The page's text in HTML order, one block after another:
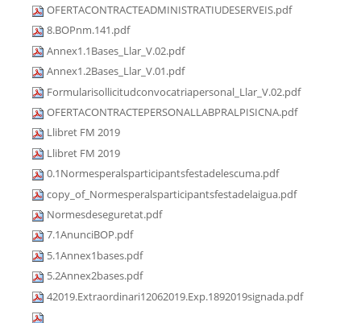
OFERTACONTRACTEADMINISTRATIUDESERVEIS.pdf
8.BOPnm.141.pdf
Annex1.1Bases_Llar_V.02.pdf
Annex1.2Bases_Llar_V.01.pdf
Formularisollicitudconvocatriapersonal_Llar_V.02.pdf
OFERTACONTRACTEPERSONALLABPRALPISICNA.pdf
Llibret FM 2019
Llibret FM 2019
0.1Normesperalsparticipantsfestadelescuma.pdf
copy_of_Normesperalsparticipantsfestadelaigua.pdf
Normesdeseguretat.pdf
7.1AnunciBOP.pdf
5.1Annex1bases.pdf
5.2Annex2bases.pdf
42019.Extraordinari12062019.Exp.1892019signada.pdf